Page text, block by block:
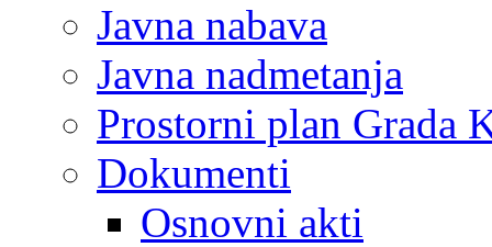
Javna nabava
Javna nadmetanja
Prostorni plan Grada
Dokumenti
Osnovni akti